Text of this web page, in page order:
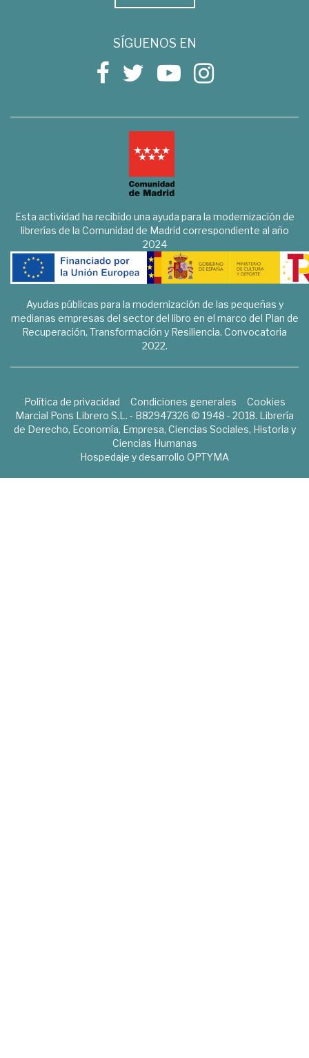
SÍGUENOS EN
Esta actividad ha recibido una ayuda para la modernización de
librerías de la Comunidad de Madrid correspondiente al año
2024
Ayudas públicas para la modernización de las pequeñas y
medianas empresas del sector del libro en el marco del Plan de
Recuperación, Transformación y Resiliencia. Convocatoria
2022.
Política de privacidad Condiciones generales
Cookies
Marcial Pons Librero S.L. - B82947326 © 1948 - 2018. Librería
de Derecho, Economía, Empresa, Ciencias Sociales, Historia y
Ciencias Humanas
Hospedaje y desarrollo OPTYMA